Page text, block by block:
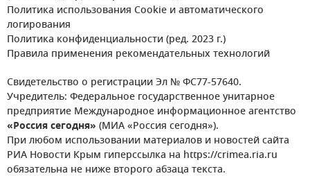
Политика использования Cookie и автоматического
логирования
Политика конфиденциальности (ред. 2023 г.)
Правила применения рекомендательных технологий
Свидетельство о регистрации Эл № ФС77-57640.
Учредитель: Федеральное государственное унитарное
предприятие Международное информационное агентство
«Россия сегодня» (МИА «Россия сегодня»).
При любом использовании материалов и новостей сайта
РИА Новости Крым гиперссылка на https://crimea.ria.ru
обязательна не ниже второго абзаца текста.